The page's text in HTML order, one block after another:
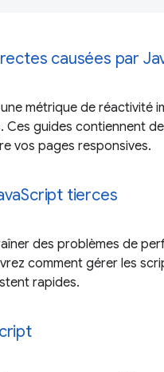
causées par
métrique de réactivité
Ces guides contiennent
vos pages responsives.
tierces
des problèmes de
comment gérer les
rapides.